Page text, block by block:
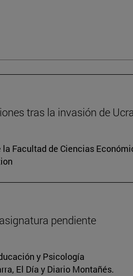
tras la invasión de
Facultad de Ciencias
pendiente
y Psicología
El Día y Diario Montañés.